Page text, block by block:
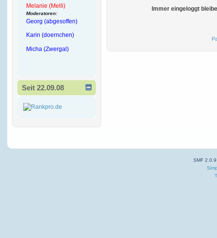
Melanie (Melli)
Moderatoren:
Georg (abgesoffen)
Karin (doernchen)
Micha (Zwergal)
Seit 22.09.08
Immer eingeloggt
SMF 2.0.9